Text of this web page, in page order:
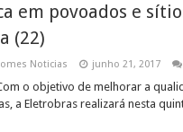
em povoados e
(22)
Noticias junho 21, 2017
o objetivo de melhorar a
a Eletrobras realizará nesta